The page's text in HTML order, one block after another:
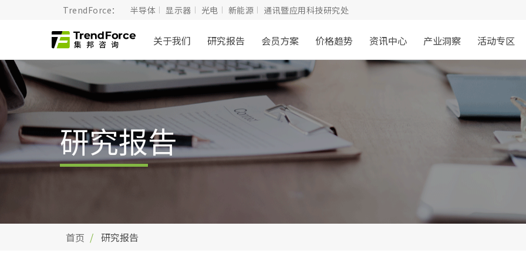
TrendForce： 半导体 显示器 光电 新能源 通讯暨应用科技研究处
关于我们 研究报告 会员方案 价格趋势 资讯中心 产业洞察 活动专区
研究报告
首页 研究报告